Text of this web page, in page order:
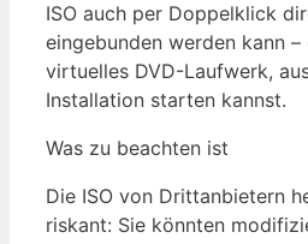
ISO auch per Doppelklick
eingebunden werden kann
virtuelles DVD-Laufwerk,
Installation starten kannst.
Was zu beachten ist
Die ISO von Drittanbietern
riskant: Sie könnten